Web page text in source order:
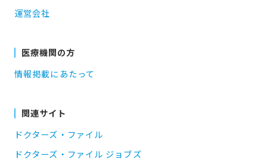
運営会社
医療機関の方
情報掲載にあたって
関連サイト
ドクターズ・ファイル
ドクターズ・ファイル ジョブズ